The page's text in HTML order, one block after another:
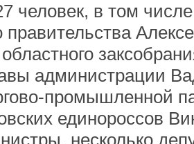
человек, в том
правительства
администрации
промышленной
единороссов
несколько